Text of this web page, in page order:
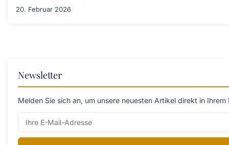
20. Februar 2026
Newsletter
Melden Sie sich an, um unsere neuesten Artikel direkt in